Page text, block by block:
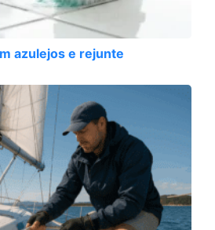
azulejos e rejunte